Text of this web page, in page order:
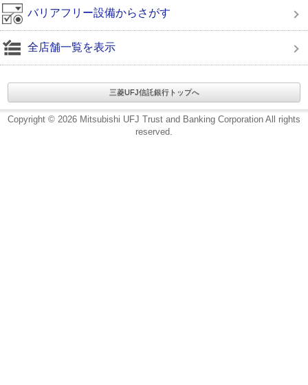
バリアフリー設備からさがす
全店舗一覧を表示
三菱UFJ信託銀行トップへ
Copyright © 2026 Mitsubishi UFJ Trust and Banking Corporation All rights
reserved.